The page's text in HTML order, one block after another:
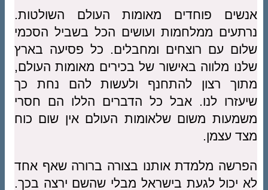
אנשים פוחדים מאומות העולם השולטות.
נרתעים ממלחמות ועושים הכל בשביל הסכמי
שלום עם רוצחים ומחבלים. כל פסיעה בארץ
שלנו מלווה באישור של בכירים מאומות העולם,
מתוך רצון להתחנף ולעשות להם נחת כך
שיעזרו לנו. אבל כל הדברים הללו הם חסרי
משמעות משום שלאומות העולם אין שום כוח
מצד עצמן.
הפרשה מלמדת אותנו בצורה ברורה שאף אחד
לא יכול לגעת בישראל מבלי שהשם ירצה בכך.